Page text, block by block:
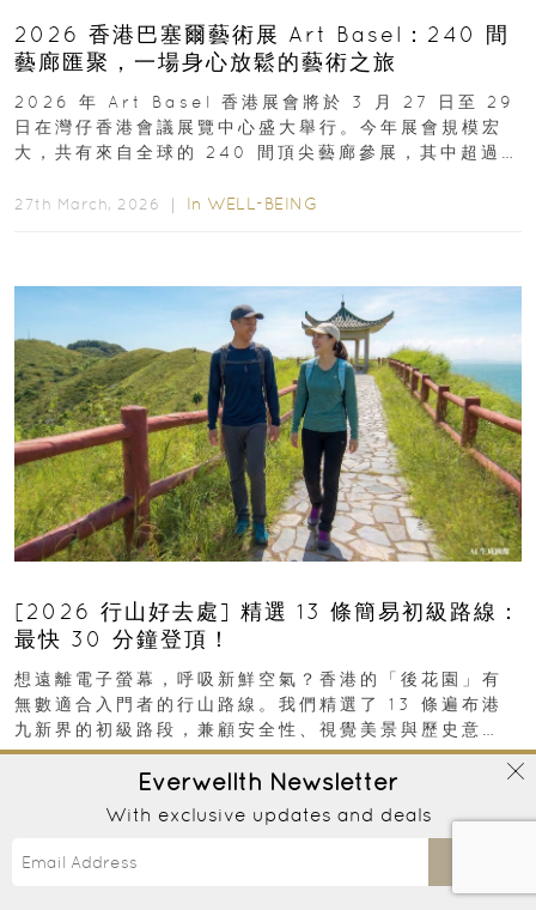
2026 香港巴塞爾藝術展 Art Basel：240 間
藝廊匯聚，一場身心放鬆的藝術之旅
2026 年 Art Basel 香港展會將於 3 月 27 日至 29
日在灣仔香港會議展覽中心盛大舉行。今年展會規模宏
大，共有來自全球的 240 間頂尖藝廊參展，其中超過半
27th March, 2026 ｜ In WELL-BEING
[2026 行山好去處] 精選 13 條簡易初級路線：
最快 30 分鐘登頂！
想遠離電子螢幕，呼吸新鮮空氣？香港的「後花園」有
無數適合入門者的行山路線。我們精選了 13 條遍布港
九新界的初級路段，兼顧安全性、視覺美景與歷史意
義，非常適合周末輕鬆郊遊、舒緩壓力。港島篇1....
25th March, 2026 ｜In INFOGRAPHICS/WELL-BEING
Everwellth Newsletter
With exclusive updates and deals